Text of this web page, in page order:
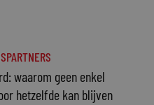
waarom geen enkel
hetzelfde kan blijven